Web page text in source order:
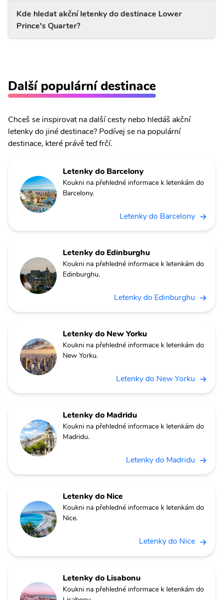
Kde hledat akční letenky do destinace Lower
Prince's Quarter?
Další populární destinace
Chceš se inspirovat na další cesty nebo hledáš akční
letenky do jiné destinace? Podívej se na populární
destinace, které právě teď frčí.
Letenky do Barcelony
Koukni na přehledné informace k letenkám do
Barcelony.
Letenky do Barcelony
Letenky do Edinburghu
Koukni na přehledné informace k letenkám do
Edinburghu.
Letenky do Edinburghu
Letenky do New Yorku
Koukni na přehledné informace k letenkám do
New Yorku.
Letenky do New Yorku
Letenky do Madridu
Koukni na přehledné informace k letenkám do
Madridu.
Letenky do Madridu
Letenky do Nice
Koukni na přehledné informace k letenkám do
Nice.
Letenky do Nice
Letenky do Lisabonu
Koukni na přehledné informace k letenkám do